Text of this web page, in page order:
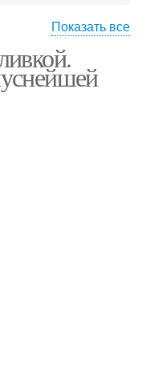
со сметанной
заливкой
Показать все